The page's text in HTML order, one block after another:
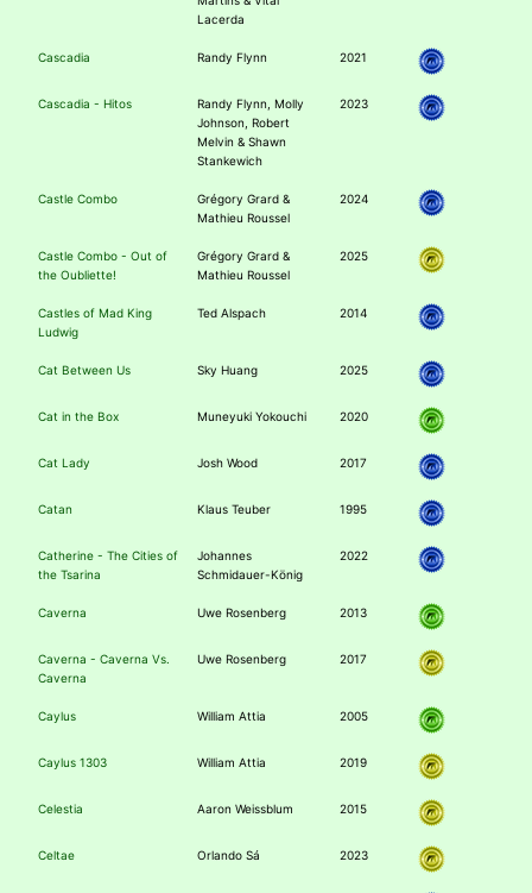
Lacerda
Cascadia Randy Flynn 2021
Cascadia - Hitos
Randy Flynn, Molly
Johnson, Robert
Melvin & Shawn
Stankewich
2023
Castle Combo
Grégory Grard &
Mathieu Roussel
2024
Castle Combo - Out of
the Oubliette!
Grégory Grard &
Mathieu Roussel
2025
Castles of Mad King
Ludwig
Ted Alspach 2014
Cat Between Us Sky Huang 2025
Cat in the Box Muneyuki Yokouchi 2020
Cat Lady Josh Wood 2017
Catan Klaus Teuber 1995
Catherine - The Cities of
the Tsarina
Johannes
Schmidauer-König
2022
Caverna Uwe Rosenberg 2013
Caverna - Caverna Vs.
Caverna
Uwe Rosenberg 2017
Caylus William Attia 2005
Caylus 1303 William Attia 2019
Celestia Aaron Weissblum 2015
Celtae Orlando Sá 2023